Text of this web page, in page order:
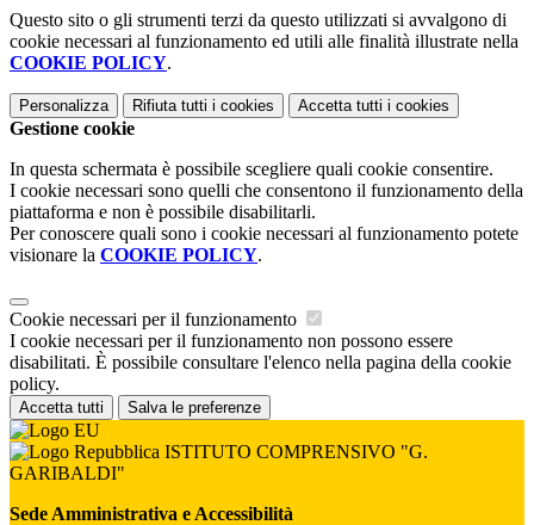
Questo sito o gli strumenti terzi da questo utilizzati si avvalgono di
cookie necessari al funzionamento ed utili alle finalità illustrate nella
COOKIE POLICY.
Personalizza Rifiuta tutti i cookies Accetta tutti i cookies
Gestione cookie
In questa schermata è possibile scegliere quali cookie consentire.
I cookie necessari sono quelli che consentono il funzionamento della
piattaforma e non è possibile disabilitarli.
Per conoscere quali sono i cookie necessari al funzionamento potete
visionare la COOKIE POLICY.
Cookie necessari per il funzionamento
I cookie necessari per il funzionamento non possono essere
disabilitati. È possibile consultare l'elenco nella pagina della cookie
policy.
Accetta tutti Salva le preferenze
ISTITUTO COMPRENSIVO "G.
GARIBALDI"
Sede Amministrativa e Accessibilità